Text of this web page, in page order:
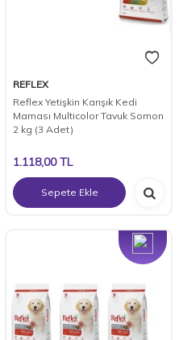
REFLEX
Reflex Yetişkin Karışık Kedi
Maması Multicolor Tavuk Somon
2 kg (3 Adet)
1.118,00TL
Sepete Ekle
Yeni